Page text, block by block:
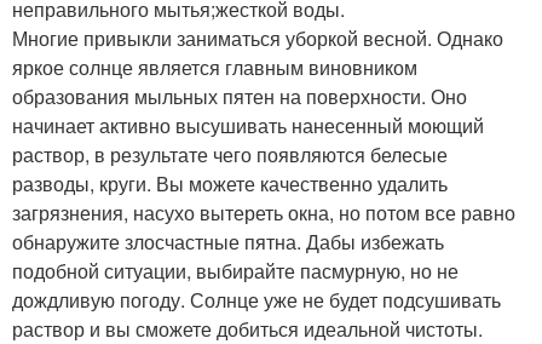
неправильного мытья;жесткой воды.
Многие привыкли заниматься уборкой весной. Однако
яркое солнце является главным виновником
образования мыльных пятен на поверхности. Оно
начинает активно высушивать нанесенный моющий
раствор, в результате чего появляются белесые
разводы, круги. Вы можете качественно удалить
загрязнения, насухо вытереть окна, но потом все равно
обнаружите злосчастные пятна. Дабы избежать
подобной ситуации, выбирайте пасмурную, но не
дождливую погоду. Солнце уже не будет подсушивать
раствор и вы сможете добиться идеальной чистоты.